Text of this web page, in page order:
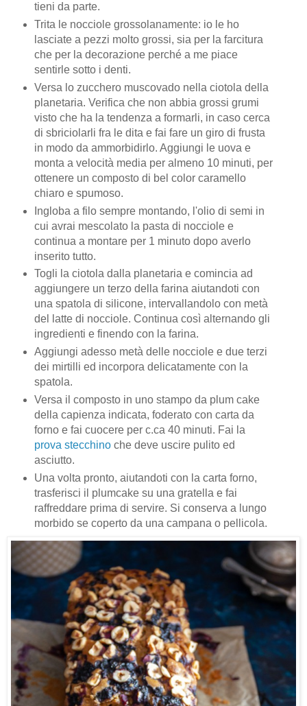
tieni da parte.
Trita le nocciole grossolanamente: io le ho
lasciate a pezzi molto grossi, sia per la farcitura
che per la decorazione perché a me piace
sentirle sotto i denti.
Versa lo zucchero muscovado nella ciotola della
planetaria. Verifica che non abbia grossi grumi
visto che ha la tendenza a formarli, in caso cerca
di sbriciolarli fra le dita e fai fare un giro di frusta
in modo da ammorbidirlo. Aggiungi le uova e
monta a velocità media per almeno 10 minuti, per
ottenere un composto di bel color caramello
chiaro e spumoso.
Ingloba a filo sempre montando, l'olio di semi in
cui avrai mescolato la pasta di nocciole e
continua a montare per 1 minuto dopo averlo
inserito tutto.
Togli la ciotola dalla planetaria e comincia ad
aggiungere un terzo della farina aiutandoti con
una spatola di silicone, intervallandolo con metà
del latte di nocciole. Continua così alternando gli
ingredienti e finendo con la farina.
Aggiungi adesso metà delle nocciole e due terzi
dei mirtilli ed incorpora delicatamente con la
spatola.
Versa il composto in uno stampo da plum cake
della capienza indicata, foderato con carta da
forno e fai cuocere per c.ca 40 minuti. Fai la
prova stecchinoche deve uscire pulito ed
asciutto.
Una volta pronto, aiutandoti con la carta forno,
trasferisci il plumcake su una gratella e fai
raffreddare prima di servire. Si conserva a lungo
morbido se coperto da una campana o pellicola.